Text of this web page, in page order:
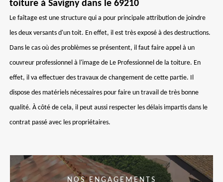
toiture à Savigny dans le 69210
Le faîtage est une structure qui a pour principale attribution de joindre
les deux versants d'un toit. En effet, il est très exposé à des destructions.
Dans le cas où des problèmes se présentent, il faut faire appel à un
couvreur professionnel à l'image de Le Professionnel de la toiture. En
effet, il va effectuer des travaux de changement de cette partie. Il
dispose des matériels nécessaires pour faire un travail de très bonne
qualité. À côté de cela, il peut aussi respecter les délais impartis dans le
contrat passé avec les propriétaires.
NOS ENGAGEMENTS